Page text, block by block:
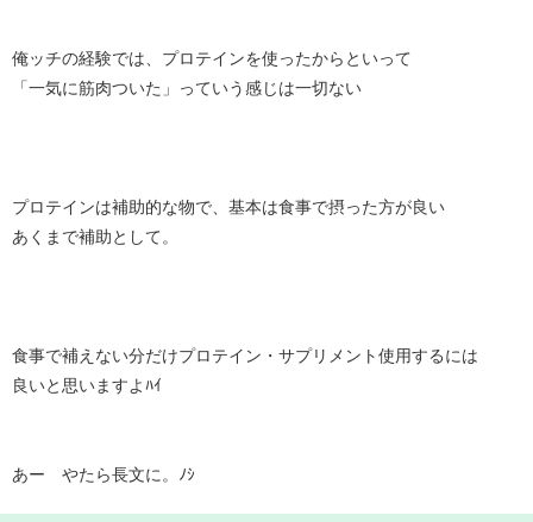
俺ッチの経験では、プロテインを使ったからといって
「一気に筋肉ついた」っていう感じは一切ない
プロテインは補助的な物で、基本は食事で摂った方が良い
あくまで補助として。
食事で補えない分だけプロテイン・サプリメント使用するには
良いと思いますよﾊｲ
あー やたら長文に。ﾉｼ